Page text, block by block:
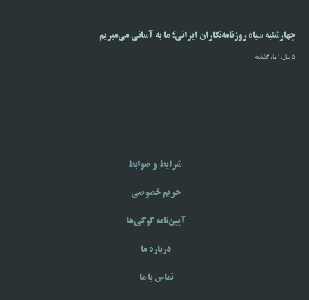
چهارشنبه سیاه روزنامه‌نگاران ایرانی؛ ما به آسانی می‌میریم
5 سال،1 ماه گذشته
شرایط و ضوابط
حریم خصوصی
آیین‌نامه‌ کوکی‌ها
درباره ما
تماس با ما